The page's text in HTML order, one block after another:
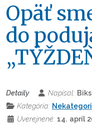
Opäť
do
Detaily Napísal:
Kategória:
Uverejnené: 14. apríl